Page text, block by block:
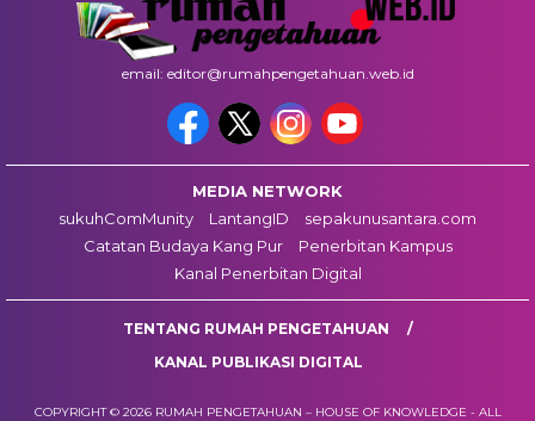
email: editor@rumahpengetahuan.web.id
MEDIA NETWORK
sukuhComMunity
LantangID
sepakunusantara.com
Catatan Budaya Kang Pur
Penerbitan Kampus
Kanal Penerbitan Digital
TENTANG RUMAH PENGETAHUAN
KANAL PUBLIKASI DIGITAL
COPYRIGHT © 2026 RUMAH PENGETAHUAN – HOUSE OF KNOWLEDGE - ALL